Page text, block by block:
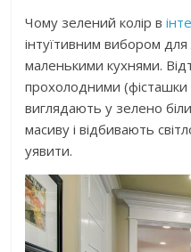
Чому зелений колір в
інтуїтивним вибором
маленькими кухнями.
прохолодними (фісташки
виглядають у зелено
масиву і відбивають
уявити.